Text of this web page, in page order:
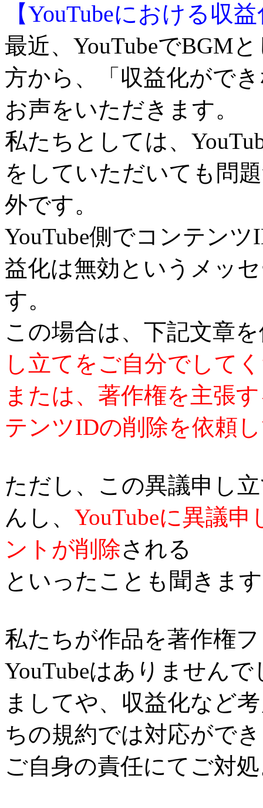
【YouTubeにおける収
最近、YouTubeでBGM
方から、「収益化がで
お声をいただきます。
私たちとしては、
をしていただいても問
外です。
YouTube側でコンテン
益化は無効というメッ
す。
この場合は、下記文章
し立てをご自分でして
または、著作権を主張
テンツIDの削除を依頼
ただし、この異議申し
んし、 YouTubeに異議
ントが削除される
といったことも聞きま
私たちが作品を著作権
YouTubeはありません
ましてや、収益化など
ちの規約では対応がで
ご自身の責任にてご対